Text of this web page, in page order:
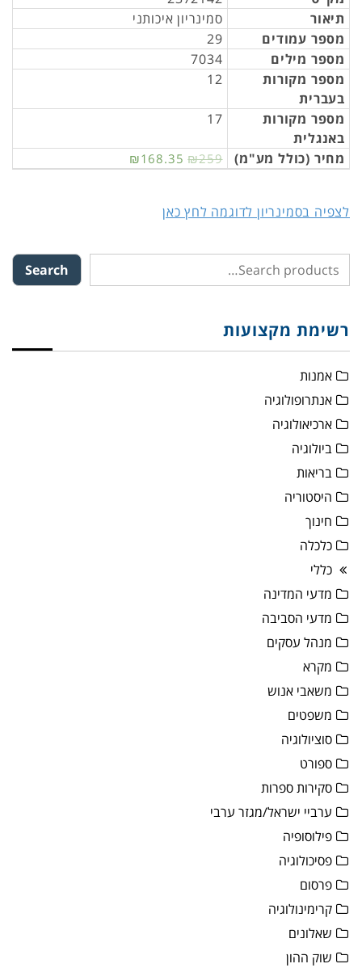
תיאור
סמינריון איכותני
מספר עמודים
29
מספר מילים
7034
מספר מקורות
בעברית
12
מספר מקורות
באנגלית
17
מחיר (כולל מע"מ) ₪168.35 ₪259
לצפיה בסמינריון לדוגמה לחץ כאן
Search
רשימת מקצועות
אמנות
אנתרופולוגיה
ארכיאולוגיה
ביולוגיה
בריאות
היסטוריה
חינוך
כלכלה
כללי
מדעי המדינה
מדעי הסביבה
מנהל עסקים
מקרא
משאבי אנוש
משפטים
סוציולוגיה
ספורט
סקירות ספרות
ערביי ישראל/מגזר ערבי
פילוסופיה
פסיכולוגיה
פרסום
קרימינולוגיה
שאלונים
שוק ההון